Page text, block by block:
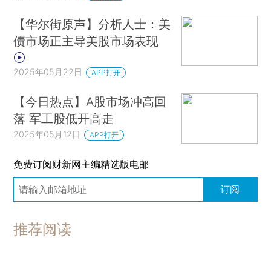
【华尔街原声】分析人士：美
债市场正主导美股市场表现
2025年05月22日 APP打开
【今日热点】A股市场冲高回
落 军工股低开高走
2025年05月12日 APP打开
免费订阅财新网主编精选版电邮
订阅
推荐阅读